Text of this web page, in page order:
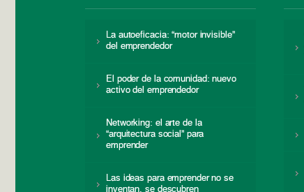
La autoeficacia: “motor invisible”
del emprendedor
El poder de la comunidad: nuevo
activo del emprendedor
Networking: el arte de la
“arquitectura social” para
emprender
Las ideas para emprender no se
inventan, se descubren